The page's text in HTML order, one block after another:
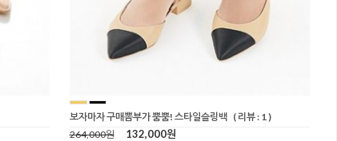
보자마자 구매뽐부가 뿜뿜! 스타일슬링백 ( 리뷰 : 1 )
264,000원
132,000원